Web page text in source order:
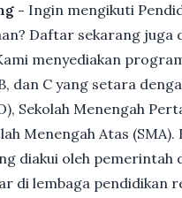
- Ingin mengikuti
Daftar sekarang juga
menyediakan
dan C yang setara
Sekolah Menengah
Menengah Atas (SMA).
diakui oleh pemerintah
di lembaga pendidikan